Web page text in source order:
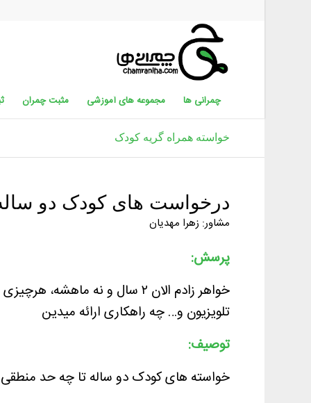
چمرانی ها مجموعه های آموزشی مثبت چمران
خواسته همراه گریه کودک
درخواست های کودک دو
مشاور: زهرا مهدیان
پرسش:
خواهر زادم الان ۲ سال و نه
تلویزیون و… چه راهکاری ارائه میدین
توصیف:
خواسته های کودک دو ساله تا چه حد